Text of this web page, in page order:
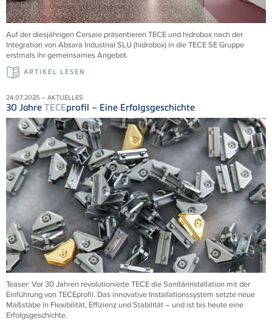
Auf der diesjährigen Cersaie präsentieren TECE und hidrobox nach der
Integration von Absara Industrial SLU (hidrobox) in die TECE SE Gruppe
erstmals ihr gemeinsames Angebot.
ARTIKEL LESEN
24.07.2025 – AKTUELLES
30 Jahre TECEprofil – Eine Erfolgsgeschichte
Teaser: Vor 30 Jahren revolutionierteTECEdie Sanitärinstallation mit der
Einführung vonTECEprofil. Das innovative Installationssystem setzte neue
Maßstäbe in Flexibilität, Effizienz und Stabilität – und ist bis heute eine
Erfolgsgeschichte.